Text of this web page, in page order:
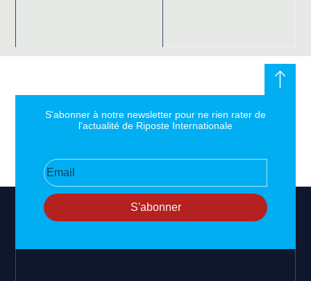
S'abonner à notre newsletter pour ne rien rater de
l'actualité de Riposte Internationale
S'abonner